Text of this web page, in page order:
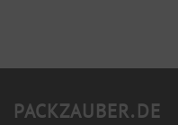
PACKZAUBER.DE